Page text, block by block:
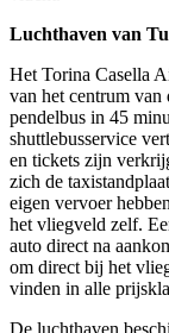
Luchthaven van
Het Torina Casella
van het centrum van
pendelbus in 45
shuttlebusservice
en tickets zijn
zich de
eigen vervoer
het vliegveld zelf.
auto direct na
om direct bij het
vinden in alle